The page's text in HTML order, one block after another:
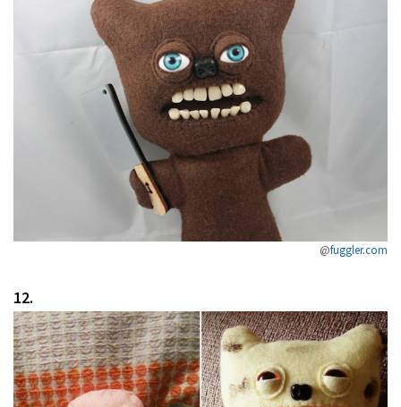
@fuggler.com
12.